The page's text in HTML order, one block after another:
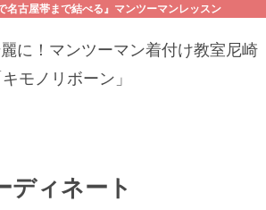
名古屋帯まで結べる』マンツーマンレッスン
に！マンツーマン着付け教室尼崎
キモノリボーン」
ディネート